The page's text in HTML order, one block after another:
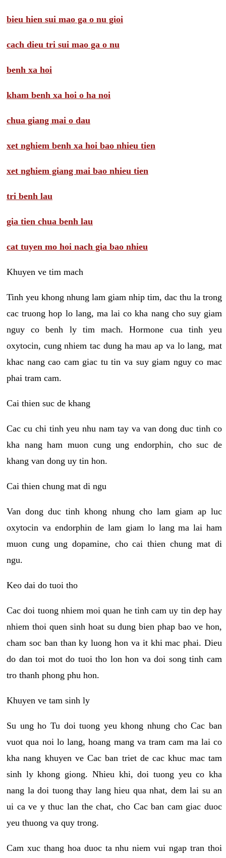
bieu hien sui mao ga o nu gioi
cach dieu tri sui mao ga o nu
benh xa hoi
kham benh xa hoi o ha noi
chua giang mai o dau
xet nghiem benh xa hoi bao nhieu tien
xet nghiem giang mai bao nhieu tien
tri benh lau
gia tien chua benh lau
cat tuyen mo hoi nach gia bao nhieu
Khuyen ve tim mach
Tinh yeu khong nhung lam giam nhip tim, dac thu la trong
cac truong hop lo lang, ma lai co kha nang cho suy giam
nguy co benh ly tim mach. Hormone cua tinh yeu
oxytocin, cung nhiem tac dung ha mau ap va lo lang, mat
khac nang cao cam giac tu tin va suy giam nguy co mac
phai tram cam.
Cai thien suc de khang
Cac cu chi tinh yeu nhu nam tay va van dong duc tinh co
kha nang ham muon cung ung endorphin, cho suc de
khang van dong uy tin hon.
Cai thien chung mat di ngu
Van dong duc tinh khong nhung cho lam giam ap luc
oxytocin va endorphin de lam giam lo lang ma lai ham
muon cung ung dopamine, cho cai thien chung mat di
ngu.
Keo dai do tuoi tho
Cac doi tuong nhiem moi quan he tinh cam uy tin dep hay
nhiem thoi quen sinh hoat su dung bien phap bao ve hon,
cham soc ban than ky luong hon va it khi mac phai. Dieu
do dan toi mot do tuoi tho lon hon va doi song tinh cam
tro thanh phong phu hon.
Khuyen ve tam sinh ly
Su ung ho Tu doi tuong yeu khong nhung cho Cac ban
vuot qua noi lo lang, hoang mang va tram cam ma lai co
kha nang khuyen ve Cac ban triet de cac khuc mac tam
sinh ly khong giong. Nhieu khi, doi tuong yeu co kha
nang la doi tuong thay lang hieu qua nhat, dem lai su an
ui ca ve y thuc lan the chat, cho Cac ban cam giac duoc
yeu thuong va quy trong.
Cam xuc thang hoa duoc ta nhu niem vui ngap tran thoi